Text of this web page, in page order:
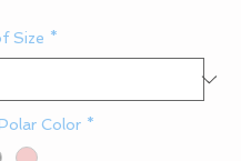
Size *
Color *